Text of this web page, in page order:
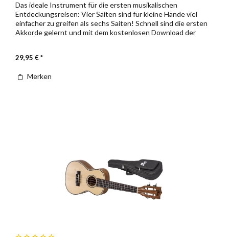
Das ideale Instrument für die ersten musikalischen
Entdeckungsreisen: Vier Saiten sind für kleine Hände viel
einfacher zu greifen als sechs Saiten! Schnell sind die ersten
Akkorde gelernt und mit dem kostenlosen Download der
29,95 € *
Merken